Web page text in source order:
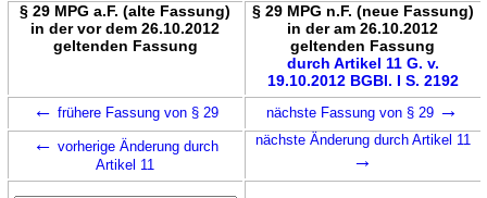
§ 29 MPG a.F. (alte Fassung)
in der vor dem 26.10.2012
geltenden Fassung
§ 29 MPG n.F. (neue Fassung)
in der am 26.10.2012
geltenden Fassung
durch Artikel 11 G. v.
19.10.2012 BGBl. I S. 2192
← frühere Fassung von § 29 nächste Fassung von § 29 →
← vorherige Änderung durch
Artikel 11
nächste Änderung durch Artikel 11
→